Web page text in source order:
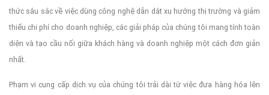
2. Find the double jquery.js include and remove it.
thức sâu sắc về việc dùng công nghệ dẫn dắt xu hướng thị trường và giảm
thiểu chi phí cho doanh nghiệp, các giải pháp của chúng tôi mang tính toàn
diện và tạo cầu nối giữa khách hàng và doanh nghiệp một cách đơn giản
nhất.
Phạm vi cung cấp dịch vụ của chúng tôi trải dài từ việc đưa hàng hóa lên